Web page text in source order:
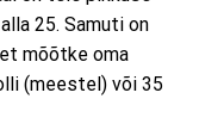
25. Samuti on
mõõtke oma
(meestel) või 35